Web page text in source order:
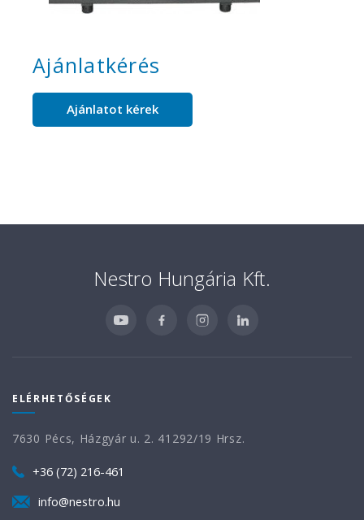
Ajánlatkérés
Ajánlatot kérek
Nestro Hungária Kft.
ELÉRHETŐSÉGEK
7630 Pécs, Házgyár u. 2. 41292/19 Hrsz.
+36 (72) 216-461
info@nestro.hu